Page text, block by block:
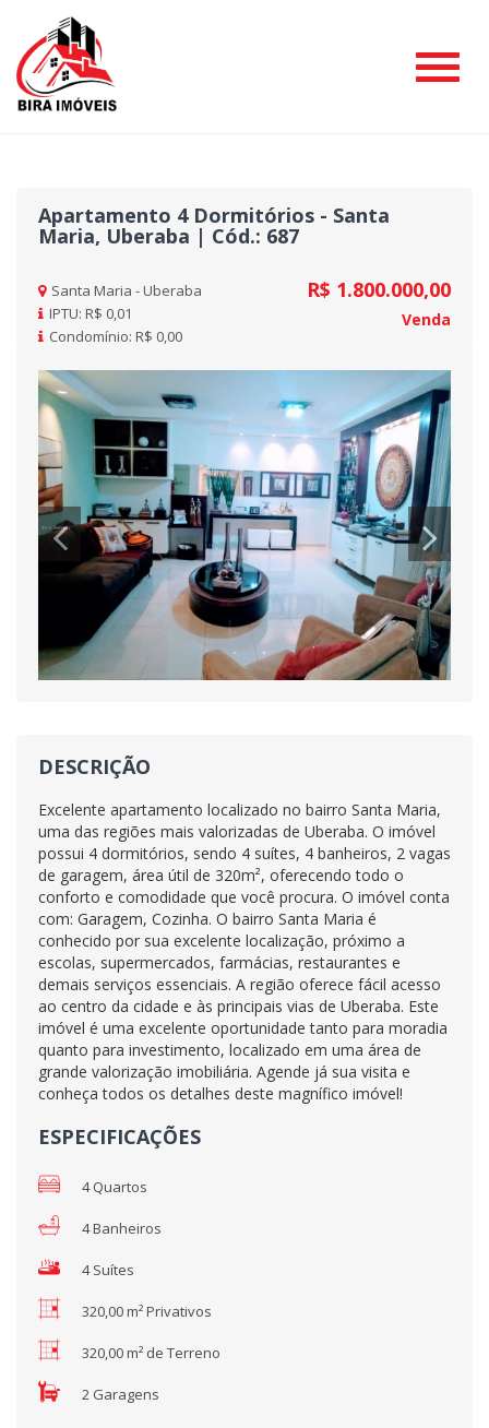
#
Apartamento 4 Dormitórios - Santa
Maria, Uberaba | Cód.: 687
Santa Maria - Uberaba
IPTU: R$ 0,01
Condomínio: R$ 0,00
R$ 1.800.000,00
Venda
Previous
DESCRIÇÃO
Excelente apartamento localizado no bairro Santa Maria,
uma das regiões mais valorizadas de Uberaba. O imóvel
possui 4 dormitórios, sendo 4 suítes, 4 banheiros, 2 vagas
de garagem, área útil de 320m², oferecendo todo o
conforto e comodidade que você procura. O imóvel conta
com: Garagem, Cozinha. O bairro Santa Maria é
conhecido por sua excelente localização, próximo a
escolas, supermercados, farmácias, restaurantes e
demais serviços essenciais. A região oferece fácil acesso
ao centro da cidade e às principais vias de Uberaba. Este
imóvel é uma excelente oportunidade tanto para moradia
quanto para investimento, localizado em uma área de
grande valorização imobiliária. Agende já sua visita e
conheça todos os detalhes deste magnífico imóvel!
ESPECIFICAÇÕES
4 Quartos
4 Banheiros
4 Suítes
320,00 m² Privativos
320,00 m² de Terreno
2 Garagens